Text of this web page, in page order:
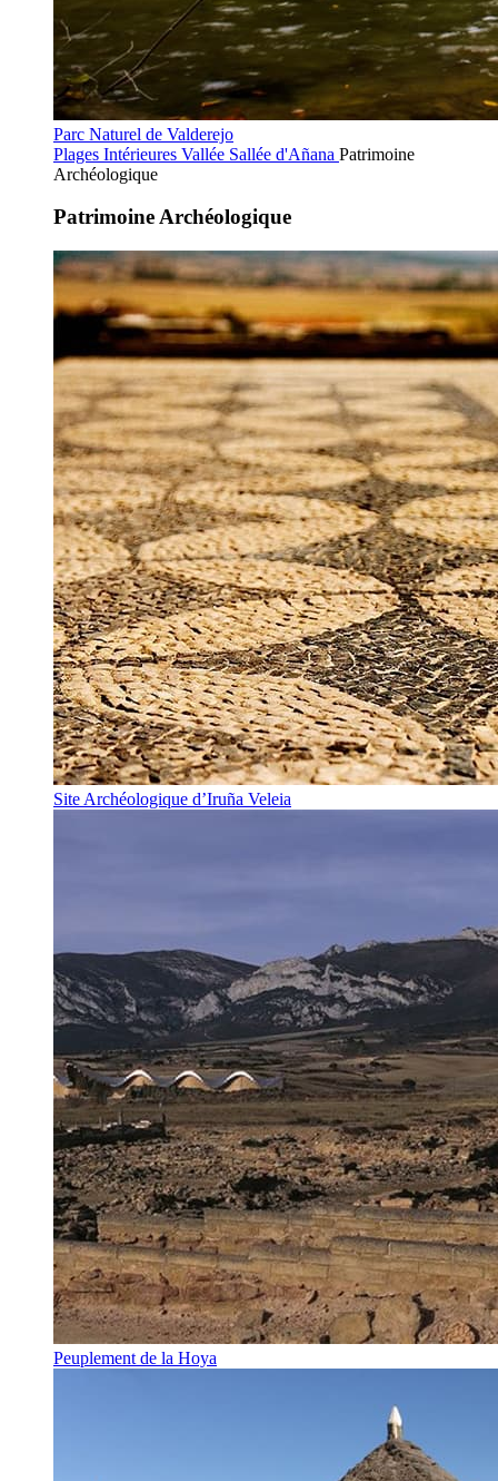
Parc Naturel de Valderejo
Plages Intérieures Vallée Sallée d'Añana Patrimoine
Archéologique
Patrimoine Archéologique
Site Archéologique d’Iruña Veleia
Peuplement de la Hoya